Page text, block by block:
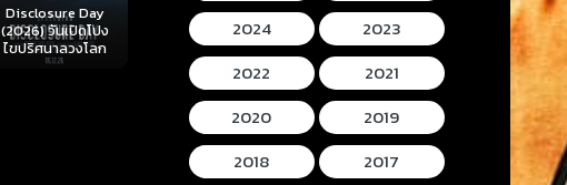
Backrooms (2026)
นรกห้องลับ
Hokum (2026) ห้อง
กุมวิญญาณ
Mortal Kombat II
(2026) มอร์ทัล คอม
แบท 2
Lee
Mummy
โครนิน เดอ
2024
2023
2022
2021
2020
2019
2018
2017